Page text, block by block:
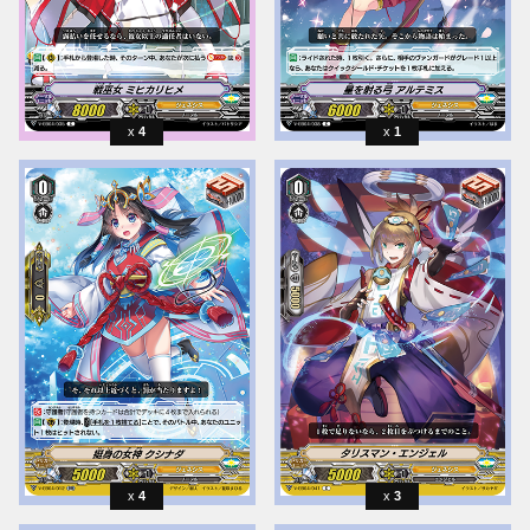
4 1
4 3